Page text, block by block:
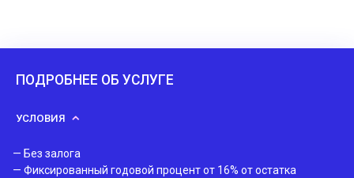
ПОДРОБНЕЕ ОБ УСЛУГЕ
УСЛОВИЯ
— Без залога
— Фиксированный годовой процент от 16% от остатка